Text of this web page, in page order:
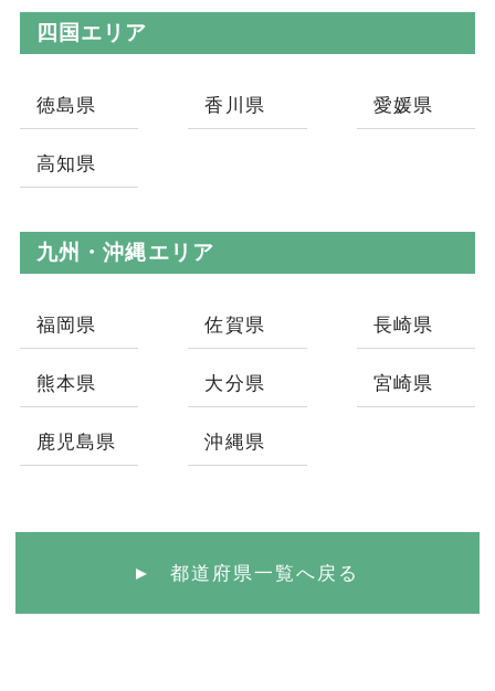
四国エリア
徳島県 香川県 愛媛県
高知県
九州・沖縄エリア
福岡県 佐賀県 長崎県
熊本県 大分県 宮崎県
鹿児島県 沖縄県
都道府県一覧へ戻る